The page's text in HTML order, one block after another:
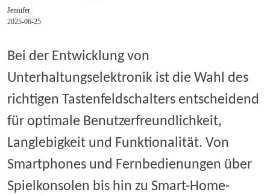
Jennifer
2025-06-25
Bei der Entwicklung von
Unterhaltungselektronik ist die Wahl des
richtigen Tastenfeldschalters entscheidend
für optimale Benutzerfreundlichkeit,
Langlebigkeit und Funktionalität. Von
Smartphones und Fernbedienungen über
Spielkonsolen bis hin zu Smart-Home-